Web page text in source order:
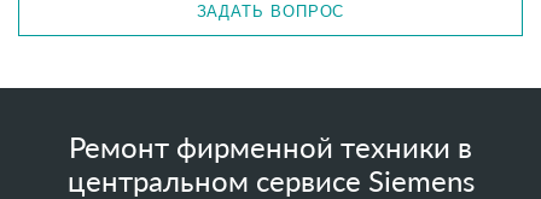
ЗАДАТЬ ВОПРОС
Ремонт фирменной техники в
центральном сервисе Siemens